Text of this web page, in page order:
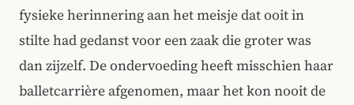
fysieke herinnering aan het meisje dat ooit in
stilte had gedanst voor een zaak die groter was
dan zijzelf. De ondervoeding heeft misschien haar
balletcarrière afgenomen, maar het kon nooit de